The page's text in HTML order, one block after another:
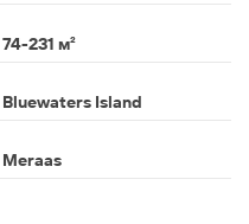
74-231 м²
Bluewaters Island
Meraas